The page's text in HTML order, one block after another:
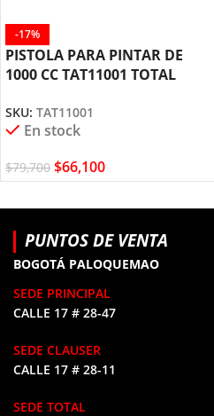
-17%
PISTOLA PARA PINTAR DE
1000 CC TAT11001 TOTAL
SKU: TAT11001
En stock
$79,700 $66,100
PUNTOS DE VENTA
BOGOTÁ PALOQUEMAO
SEDE PRINCIPAL
CALLE 17 # 28-47
SEDE CLAUSER
CALLE 17 # 28-11
SEDE TOTAL